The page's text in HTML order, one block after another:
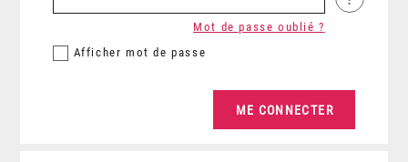
Afficher mot de passe
Mot de passe oublié ?